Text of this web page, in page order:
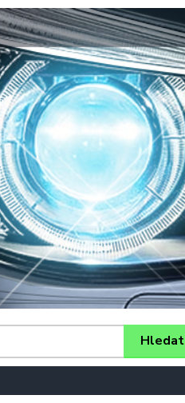
Hledat